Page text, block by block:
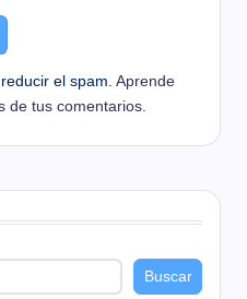
el spam. Aprende
de tus comentarios.
Buscar